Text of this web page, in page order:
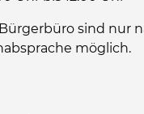
sind nur
möglich.